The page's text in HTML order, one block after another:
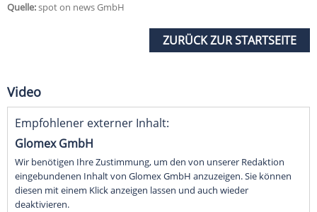
Quelle:spot on news GmbH
ZURÜCK ZUR STARTSEITE
Video
Empfohlener externer Inhalt:
Glomex GmbH
Wir benötigen Ihre Zustimmung, um den von unserer Redaktion
eingebundenen Inhalt von Glomex GmbH anzuzeigen. Sie können
diesen mit einem Klick anzeigen lassen und auch wieder
deaktivieren.